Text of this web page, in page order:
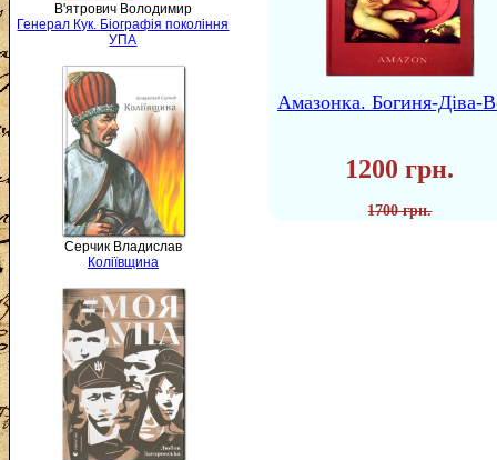
В'ятрович Володимир
Генерал Кук. Біографія покоління
УПА
Серчик Владислав
Коліївщина
Амазонка. Богиня-Діва-
1200 грн.
1700 грн.